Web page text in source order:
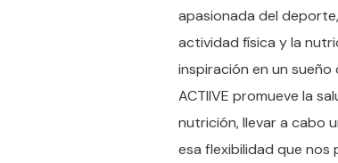
apasionada del
actividad física y la
inspiración en un
ACTIIVE promueve la
nutrición, llevar a cabo
esa flexibilidad que